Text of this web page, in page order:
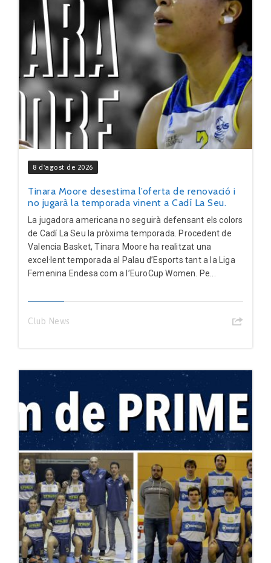
8 d'agost de 2026
Tinara Moore desestima l’oferta de renovació i
no jugarà la temporada vinent a Cadí La Seu.
La jugadora americana no seguirà defensant els colors
de Cadí La Seu la pròxima temporada. Procedent de
Valencia Basket, Tinara Moore ha realitzat una
excel·lent temporada al Palau d’Esports tant a la Liga
Femenina Endesa com a l’EuroCup Women. Pe...
Club News